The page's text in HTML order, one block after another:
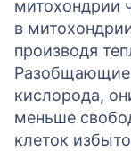
митохондрии
в
производя
Разобщающие
кислорода,
меньше
клеток